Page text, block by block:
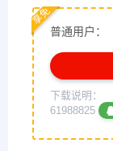
普通用户：
享免
下载说明：
61988825